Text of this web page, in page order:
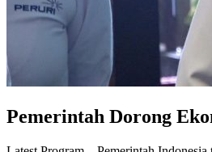
Pemerintah Dorong